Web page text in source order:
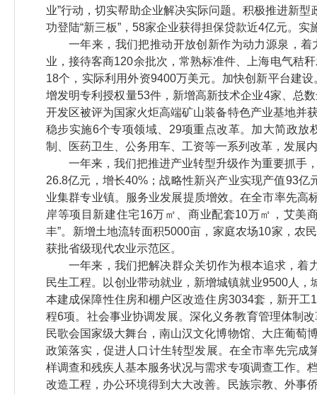
业”行动，切实帮助企业解决实际问题。积极推进新
功登陆“新三板”，58家企业获得担保贷款近4亿元。
一年来，我们把推动开放创新作为动力源泉，
业，接待客商120余批次，常熟标准件、上海电气秸
18个，实际利用外资9400万美元。加快创新平台建
增发明专利授权量53件，新增高新技术企业4家、总
开发区被评为国家火炬高端矿山装备特色产业基地并
稳步实施6个专项领域、29项重点改革。加大简政
制、医药卫生、公务用车、工资等一系列改革，发展
一年来，我们把推进产业转型升级作为重要抓手
26.8亿元，增长40%；战略性新兴产业实现产值93
业集群专业镇。服务业发展提质增效。在全市率先高
岸等项目新建住宅16万㎡、商业配套10万㎡，艾美
丰”。新增土地流转面积5000亩，家庭农场10家，农
获批省级现代农业示范区。
一年来，我们把解决群众关切作为根本追求，着
民生工程。以创业带动就业，新增城镇就业9500人
本建成保障性住房和棚户区改造住房3034套，新开
程6项。社会事业协调发展。深化义务教育管理体制
民歌会国家级大舞台，南山汉文化博物馆、大庄葡萄
政策落实，促进人口计生转型发展。在全市率先完
样调查和残疾人基本服务状况与需求专项调查工作。
改造工程，办公环境得到大大改善。民族宗教、外事